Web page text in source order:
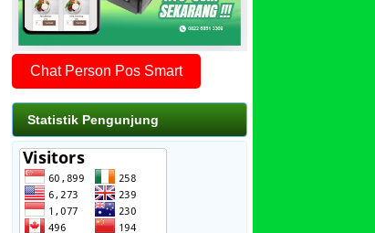
Chat Person Pos Smart
Statistik Pengunjung